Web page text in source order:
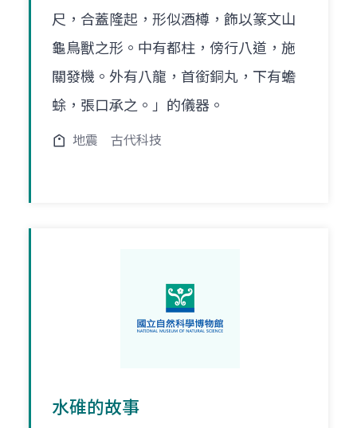
尺，合蓋隆起，形似酒樽，飾以篆文山
龜鳥獸之形。中有都柱，傍行八道，施
關發機。外有八龍，首銜銅丸，下有蟾
蜍，張口承之。」的儀器。
地震 古代科技
水碓的故事